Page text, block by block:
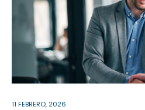
Sector Público
Servicios
11 FEBRERO, 2026